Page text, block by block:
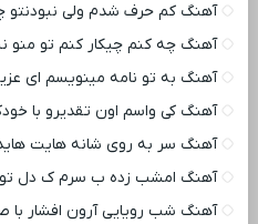
آهنگ کم حرف شدم ولی
آهنگ چه کنم چیکار کنم تو منو
آهنگ به تو نامه مینویسم ای
آهنگ کی واسم اون تقدیرو با
آهنگ سر به روی شانه هایت
آهنگ امشب زده ب سرم ک دل
آهنگ شب رویایی آرون افشار با